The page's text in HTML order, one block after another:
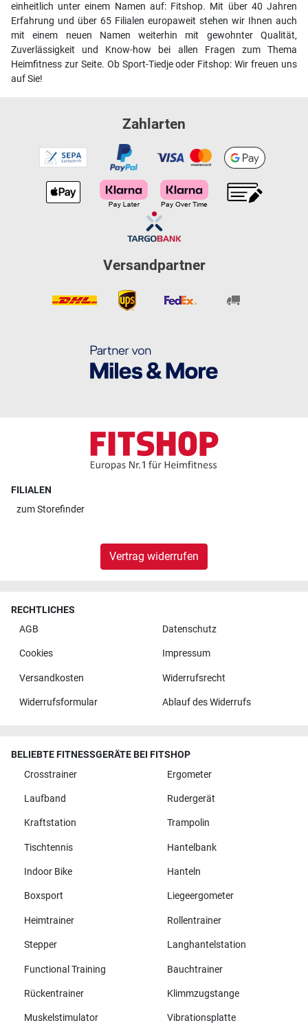
einheitlich unter einem Namen auf: Fitshop. Mit über 40 Jahren
Erfahrung und über 65 Filialen europaweit stehen wir Ihnen auch
mit einem neuen Namen weiterhin mit gewohnter Qualität,
Zuverlässigkeit und Know-how bei allen Fragen zum Thema
Heimfitness zur Seite. Ob Sport-Tiedje oder Fitshop: Wir freuen uns
auf Sie!
Zahlarten
Versandpartner
FILIALEN
zumStorefinder
Vertrag widerrufen
RECHTLICHES
AGB
Datenschutz
Cookies Impressum
Versandkosten Widerrufsrecht
Widerrufsformular Ablauf des Widerrufs
BELIEBTE FITNESSGERÄTE BEI FITSHOP
Crosstrainer
Ergometer
Laufband Rudergerät
Kraftstation Trampolin
Tischtennis Hantelbank
Indoor Bike Hanteln
Boxsport Liegeergometer
Heimtrainer Rollentrainer
Stepper Langhantelstation
Functional Training Bauchtrainer
Rückentrainer Klimmzugstange
Muskelstimulator Vibrationsplatte